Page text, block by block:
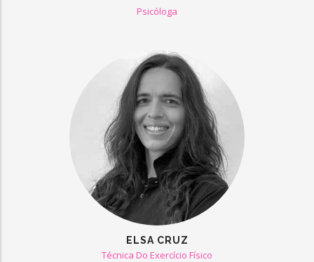
Psicóloga
ELSA CRUZ
Técnica Do Exercício Físico